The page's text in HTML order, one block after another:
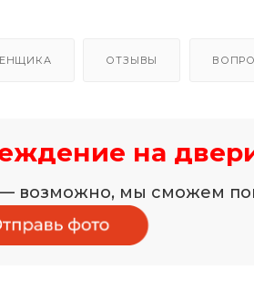
ОТЗЫВЫ
на
— возможно, мы сможем